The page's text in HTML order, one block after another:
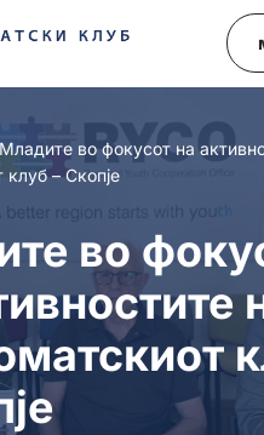
Младите во фокусот на
– Скопје
во